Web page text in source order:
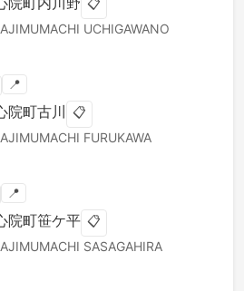
📋
AJIMUMACHI UCHIGAWANO
📍
院町古川 📋
AJIMUMACHI FURUKAWA
📍
院町笹ケ平 📋
AJIMUMACHI SASAGAHIRA